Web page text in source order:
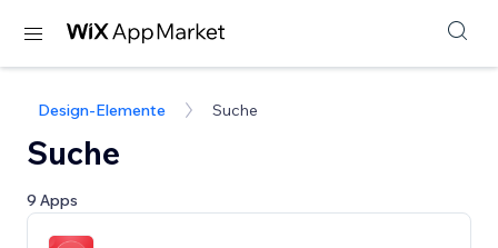
Design-Elemente Suche
Suche
9 Apps